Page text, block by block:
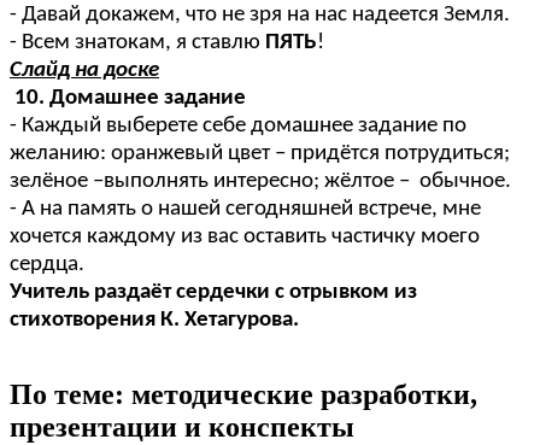
- Давай докажем, что не зря на нас надеется Земля.
- Всем знатокам, я ставлю ПЯТЬ!
Слайд на доске
10. Домашнее задание
- Каждый выберете себе домашнее задание по
желанию: оранжевый цвет – придётся потрудиться;
зелёное –выполнять интересно; жёлтое – обычное.
- А на память о нашей сегодняшней встрече, мне
хочется каждому из вас оставить частичку моего
сердца.
Учитель раздаёт сердечки с отрывком из
стихотворения К. Хетагурова.
По теме: методические разработки,
презентации и конспекты